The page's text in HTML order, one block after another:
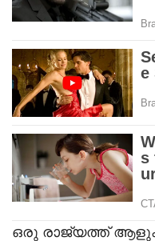
ഒരു രാജ്യത്ത്